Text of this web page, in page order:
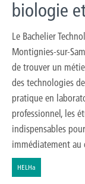
biologie
Le Bachelier
Montignies-sur-
de trouver un
des technologies
pratique en
professionnel, les
indispensables
immédiatement
HELHa